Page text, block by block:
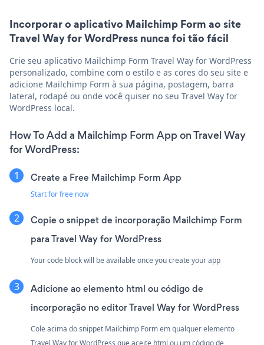
Incorporar o aplicativo Mailchimp Form ao site
Travel Way for WordPress nunca foi tão fácil
Crie seu aplicativo Mailchimp Form Travel Way for WordPress
personalizado, combine com o estilo e as cores do seu site e
adicione Mailchimp Form à sua página, postagem, barra
lateral, rodapé ou onde você quiser no seu Travel Way for
WordPress local.
How To Add a Mailchimp Form App on Travel Way
for WordPress:
Create a Free Mailchimp Form App
Start for free now
Copie o snippet de incorporação Mailchimp Form
para Travel Way for WordPress
Your code block will be available once you create your app
Adicione ao elemento html ou código de
incorporação no editor Travel Way for WordPress
Cole acima do snippet Mailchimp Form em qualquer elemento
Travel Way for WordPress que aceite html ou um código de